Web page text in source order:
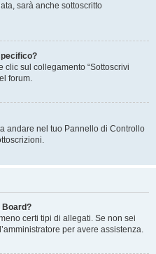
sarà anche sottoscritto
clic sul collegamento “Sottoscrivi
forum.
andare nel tuo Pannello di Controllo
Board?
certi tipi di allegati. Se non sei
per avere assistenza.